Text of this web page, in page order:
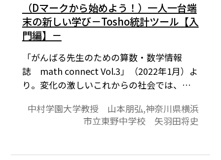
（Dマークから始めよう！）一人一台端
末の新しい学び－Tosho統計ツール【入
門編】－
「がんばる先生のための算数・数学情報
誌 math connect Vol.3」（2022年1月）よ
り。変化の激しいこれからの社会では、ビ
人材「データサイエンティスト」が求めら
れています。データの活用領域では、一人一
て、データ活用力の向上につながる指導の
中村学園大学教授 山本朋弘,神奈川県横浜
市立東野中学校 矢羽田将史